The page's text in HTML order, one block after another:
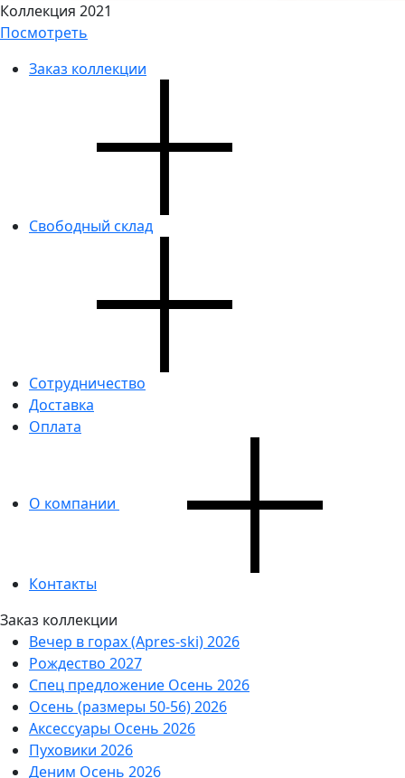
Коллекция 2021
Посмотреть
Заказ коллекции
Свободный склад
Сотрудничество
Доставка
Оплата
О компании
Контакты
Заказ коллекции
Вечер в горах (Apres-ski) 2026
Рождество 2027
Спец предложение Осень 2026
Осень (размеры 50-56) 2026
Аксессуары Осень 2026
Пуховики 2026
Деним Осень 2026